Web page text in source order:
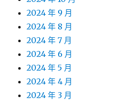
2024 年 9 月
2024 年 8 月
2024 年 7 月
2024 年 6 月
2024 年 5 月
2024 年 4 月
2024 年 3 月